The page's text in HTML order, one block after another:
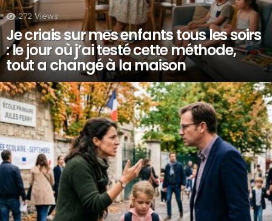
272 Views
Je criais sur mes enfants tous les soirs
: le jour où j’ai testé cette méthode,
tout a changé à la maison